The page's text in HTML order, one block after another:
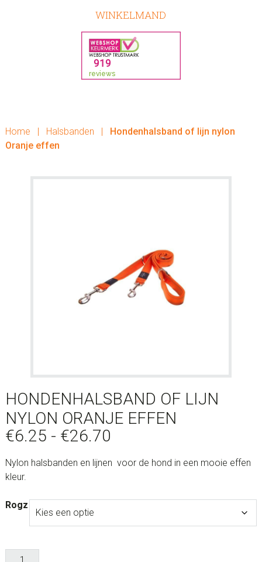
WINKELMAND
Home | Halsbanden |
Hondenhalsband of lijn nylon
Oranje effen
HONDENHALSBAND OF LIJN
NYLON ORANJE EFFEN
€6.25 - €26.70
tot
Nylon halsbanden en lijnen voor de hond in een mooie effen
kleur.
Rogz
Hondenhalsband